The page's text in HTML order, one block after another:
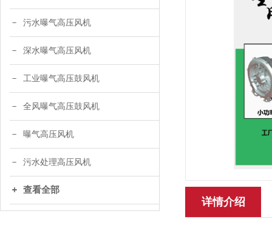
污水曝气高压风机
深水曝气高压风机
工业曝气高压鼓风机
全风曝气高压鼓风机
曝气高压风机
污水处理高压风机
查看全部
详情介绍